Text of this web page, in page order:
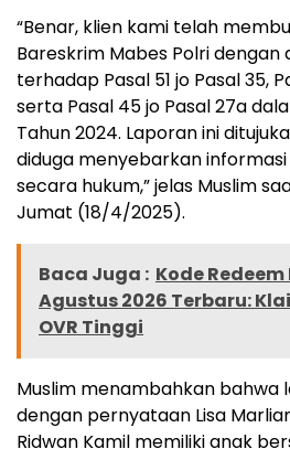
“Benar, klien kami telah
Bareskrim Mabes Polri
terhadap Pasal 51 jo Pasal 35,
serta Pasal 45 jo Pasal 27a
Tahun 2024. Laporan ini
diduga menyebarkan
secara hukum,” jelas Muslim
Jumat (18/4/2025).
Baca Juga : Kode Redeem
Agustus 2026 Terbaru:
OVR Tinggi
Muslim menambahkan bahwa
dengan pernyataan Lisa
Ridwan Kamil memiliki anak